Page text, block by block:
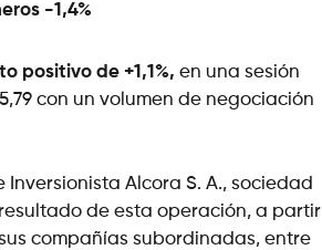
-1,4%
positivo de +1,1%, en una sesión
con un volumen de negociación
Alcora S. A., sociedad
de esta operación, a partir
compañías subordinadas, entre